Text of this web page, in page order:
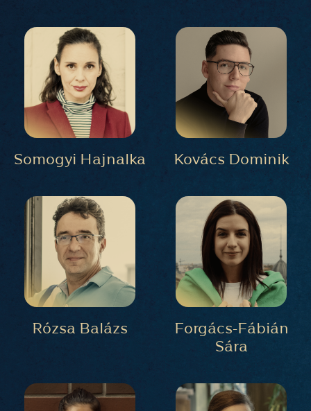
Somogyi Hajnalka Kovács Dominik
Rózsa Balázs
Forgács-Fábián
Sára